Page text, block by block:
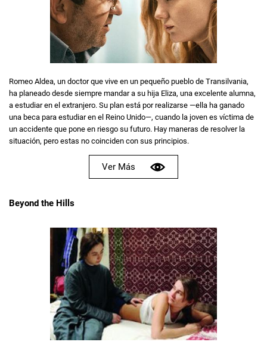
Romeo Aldea, un doctor que vive en un pequeño pueblo de Transilvania,
ha planeado desde siempre mandar a su hija Eliza, una excelente alumna,
a estudiar en el extranjero. Su plan está por realizarse —ella ha ganado
una beca para estudiar en el Reino Unido—, cuando la joven es víctima de
un accidente que pone en riesgo su futuro. Hay maneras de resolver la
situación, pero estas no coinciden con sus principios.
Ver Más
Beyond the Hills